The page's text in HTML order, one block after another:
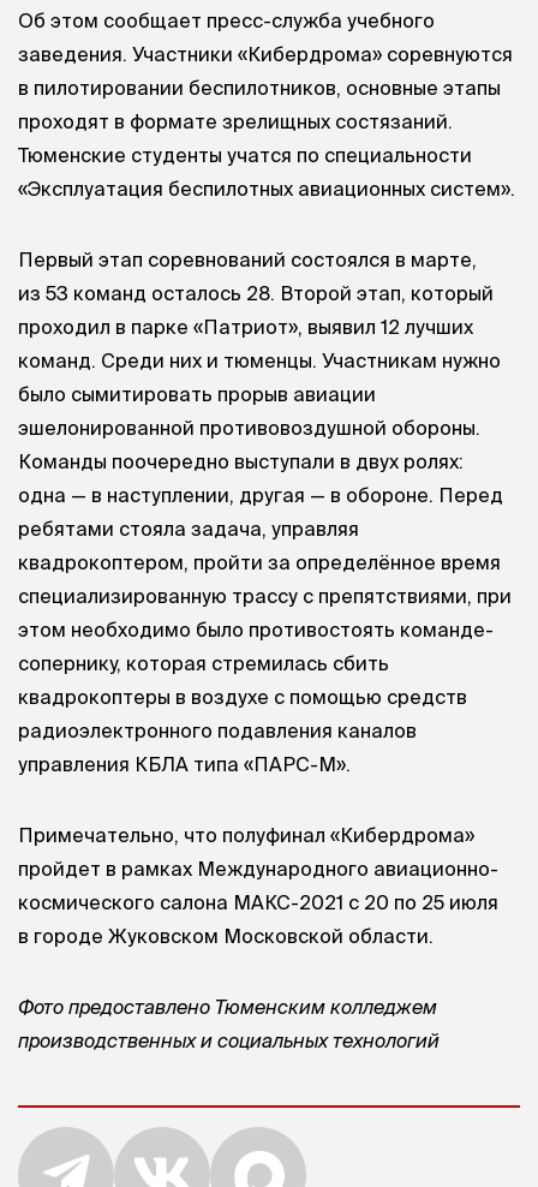
Об этом сообщает пресс-служба учебного
заведения. Участники «Кибердрома» соревнуются
в пилотировании беспилотников, основные этапы
проходят в формате зрелищных состязаний.
Тюменские студенты учатся по специальности
«Эксплуатация беспилотных авиационных систем».
Первый этап соревнований состоялся в марте,
из 53 команд осталось 28. Второй этап, который
проходил в парке «Патриот», выявил 12 лучших
команд. Среди них и тюменцы. Участникам нужно
было сымитировать прорыв авиации
эшелонированной противовоздушной обороны.
Команды поочередно выступали в двух ролях:
одна — в наступлении, другая — в обороне. Перед
ребятами стояла задача, управляя
квадрокоптером, пройти за определённое время
специализированную трассу с препятствиями, при
этом необходимо было противостоять команде-
сопернику, которая стремилась сбить
квадрокоптеры в воздухе с помощью средств
радиоэлектронного подавления каналов
управления КБЛА типа «ПАРС-М».
Примечательно, что полуфинал «Кибердрома»
пройдет в рамках Международного авиационно-
космического салона МАКС-2021 с 20 по 25 июля
в городе Жуковском Московской области.
Фото предоставлено Тюменским колледжем
производственных и социальных технологий